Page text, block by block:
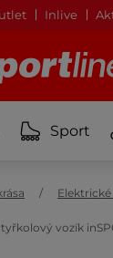
Inlive
Sport
vozík